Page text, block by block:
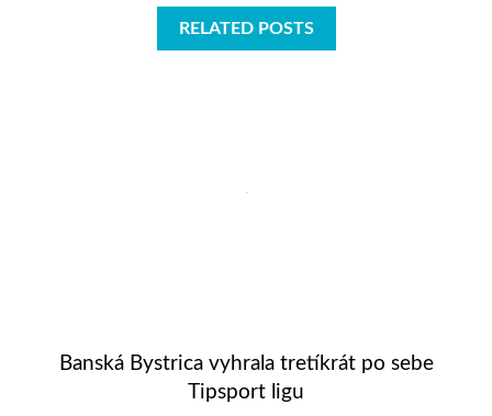
RELATED POSTS
Banská Bystrica vyhrala tretíkrát po sebe
Tipsport ligu